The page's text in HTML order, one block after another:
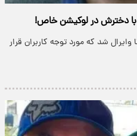
با دخترش در لوکیشن خاص!
شد که مورد توجه کاربران قرار